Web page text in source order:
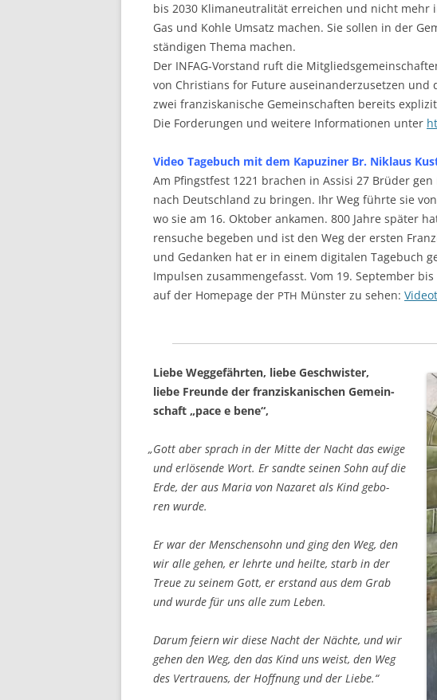
bis 2030 Kli­ma­neu­tra­li­tät errei­chen und nicht mehr
Gas und Koh­le Umsatz machen. Sie sol­len in der
stän­di­gen The­ma machen.
Der INFAG-Vor­stand ruft die
von Chris­ti­ans for Future aus­ein­an­der­zu­set­zen und
zwei fran­zis­ka­ni­sche Gemein­schaf­ten bereits
Die For­de­run­gen und wei­te­re Infor­ma­tio­nen unter
Video Tage­buch mit dem Kapu­zi­ner Br. Niklaus
Am Pfingst­fest 1221 bra­chen in Assi­si 27 Brü­der
nach Deutsch­land zu brin­gen. Ihr Weg führ­te sie
wo sie am 16. Okto­ber anka­men. 800 Jah­re spä­ter
ren­su­che bege­ben und ist den Weg der ers­ten
und Gedan­ken hat er in einem digi­ta­len Tage­buch
Impul­sen zusam­men­ge­fasst. Vom 19. Sep­tem­ber
auf der Home­page der PTH Müns­ter zu sehen:
Lie­be Weg­ge­fähr­ten, lie­be Geschwis­ter,
lie­be Freun­de der fran­zis­ka­ni­schen Gemein­
schaft „pace e bene“,
„Gott aber sprach in der Mit­te der Nacht das ewi­ge
und erlö­sen­de Wort. Er sand­te sei­nen Sohn auf die
Erde, der aus Maria von Naza­ret als Kind gebo­
ren wurde.
Er war der Men­schen­sohn und ging den Weg, den
wir alle gehen, er lehr­te und heil­te, starb in der
Treue zu sei­nem Gott, er erstand aus dem Grab
und wur­de für uns alle zum Leben.
Dar­um fei­ern wir die­se Nacht der Näch­te, und wir
gehen den Weg, den das Kind uns weist, den Weg
des Ver­trau­ens, der Hoff­nung und der Liebe.“